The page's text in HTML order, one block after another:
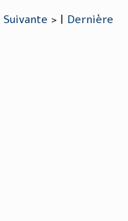
Suivante > | Dernière